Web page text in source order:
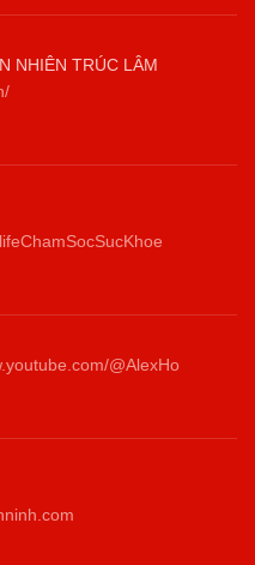
NHIÊN TRÚC LÂM
@AlexHo